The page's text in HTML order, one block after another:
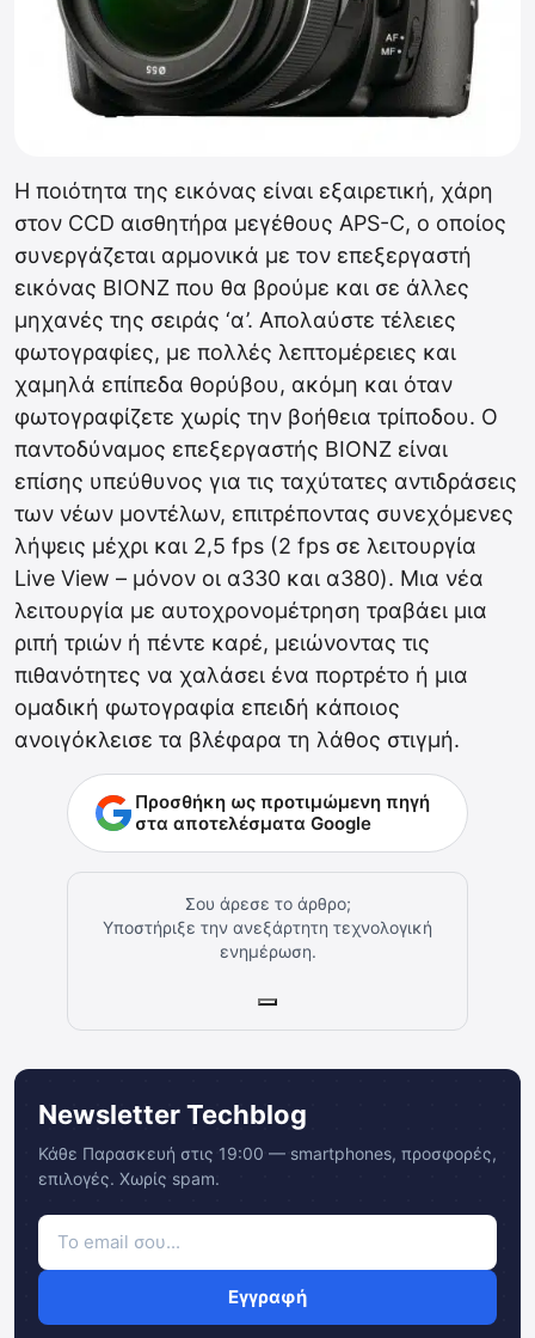
Η ποιότητα της εικόνας είναι εξαιρετική, χάρη
στον CCD αισθητήρα μεγέθους APS-C, ο οποίος
συνεργάζεται αρμονικά με τον επεξεργαστή
εικόνας ΒΙΟΝΖ που θα βρούμε και σε άλλες
μηχανές της σειράς ‘α’. Απολαύστε τέλειες
φωτογραφίες, με πολλές λεπτομέρειες και
χαμηλά επίπεδα θορύβου, ακόμη και όταν
φωτογραφίζετε χωρίς την βοήθεια τρίποδου. Ο
παντοδύναμος επεξεργαστής ΒΙΟΝΖ είναι
επίσης υπεύθυνος για τις ταχύτατες αντιδράσεις
των νέων μοντέλων, επιτρέποντας συνεχόμενες
λήψεις μέχρι και 2,5 fps (2 fps σε λειτουργία
Live View – μόνον οι α330 και α380). Μια νέα
λειτουργία με αυτοχρονομέτρηση τραβάει μια
ριπή τριών ή πέντε καρέ, μειώνοντας τις
πιθανότητες να χαλάσει ένα πορτρέτο ή μια
ομαδική φωτογραφία επειδή κάποιος
ανοιγόκλεισε τα βλέφαρα τη λάθος στιγμή.
Προσθήκη ως προτιμώμενη πηγή
στα αποτελέσματα Google
Σου άρεσε το άρθρο;
Υποστήριξε την ανεξάρτητη τεχνολογική
ενημέρωση.
Newsletter Techblog
Κάθε Παρασκευή στις 19:00 — smartphones, προσφορές,
επιλογές. Χωρίς spam.
Εγγραφή